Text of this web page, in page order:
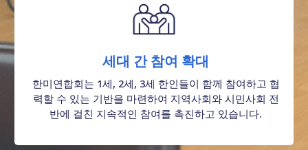
세대 간 참여 확대
한미연합회는 1세, 2세, 3세 한인들이 함께 참여하고 협
력할 수 있는 기반을 마련하여 지역사회와 시민사회 전
반에 걸친 지속적인 참여를 촉진하고 있습니다.